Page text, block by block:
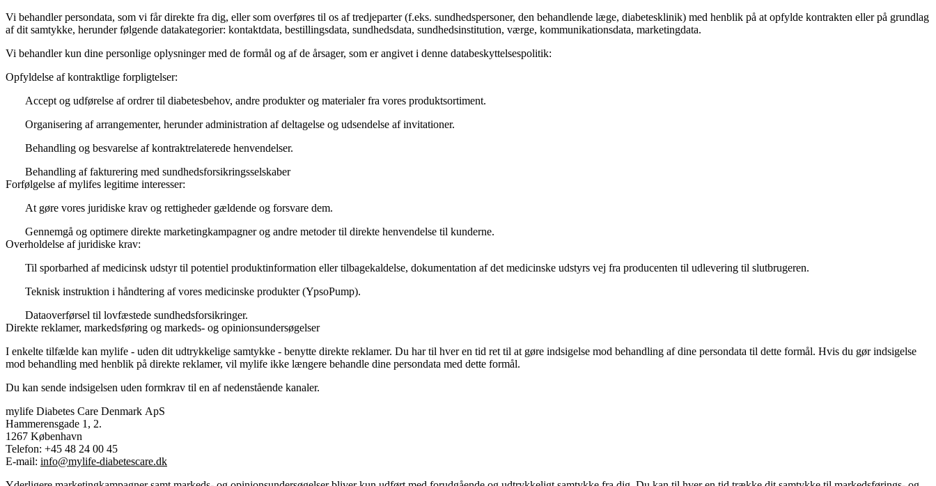
Vi behandler persondata, som vi får direkte fra dig, eller som overføres til os af tredjeparter (f.eks. sundhedspersoner, den behandlende læge, diabetesklinik) med henblik på at opfylde kontrakten eller på grundlag
af dit samtykke, herunder følgende datakategorier: kontaktdata, bestillingsdata, sundhedsdata, sundhedsinstitution, værge, kommunikationsdata, marketingdata.
Vi behandler kun dine personlige oplysninger med de formål og af de årsager, som er angivet i denne databeskyttelsespolitik:
Opfyldelse af kontraktlige forpligtelser:
Accept og udførelse af ordrer til diabetesbehov, andre produkter og materialer fra vores produktsortiment.
Organisering af arrangementer, herunder administration af deltagelse og udsendelse af invitationer.
Behandling og besvarelse af kontraktrelaterede henvendelser.
Behandling af fakturering med sundhedsforsikringsselskaber
Forfølgelse af mylifes legitime interesser:
At gøre vores juridiske krav og rettigheder gældende og forsvare dem.
Gennemgå og optimere direkte marketingkampagner og andre metoder til direkte henvendelse til kunderne.
Overholdelse af juridiske krav:
Til sporbarhed af medicinsk udstyr til potentiel produktinformation eller tilbagekaldelse, dokumentation af det medicinske udstyrs vej fra producenten til udlevering til slutbrugeren.
Teknisk instruktion i håndtering af vores medicinske produkter (YpsoPump).
Dataoverførsel til lovfæstede sundhedsforsikringer.
Direkte reklamer, markedsføring og markeds- og opinionsundersøgelser
I enkelte tilfælde kan mylife - uden dit udtrykkelige samtykke - benytte direkte reklamer. Du har til hver en tid ret til at gøre indsigelse mod behandling af dine persondata til dette formål. Hvis du gør indsigelse
mod behandling med henblik på direkte reklamer, vil mylife ikke længere behandle dine persondata med dette formål.
Du kan sende indsigelsen uden formkrav til en af nedenstående kanaler.
mylife Diabetes Care Denmark ApS
Hammerensgade 1, 2.
1267 København
Telefon: +45 48 24 00 45
E-mail: info@mylife-diabetescare.dk